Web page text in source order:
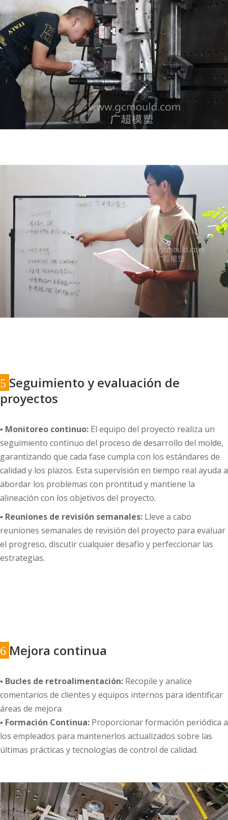
5 Seguimiento y evaluación de
proyectos
▪ Monitoreo continuo: El equipo del proyecto realiza un
seguimiento continuo del proceso de desarrollo del molde,
garantizando que cada fase cumpla con los estándares de
calidad y los plazos. Esta supervisión en tiempo real ayuda a
abordar los problemas con prontitud y mantiene la
alineación con los objetivos del proyecto.
▪ Reuniones de revisión semanales: Lleve a cabo
reuniones semanales de revisión del proyecto para evaluar
el progreso, discutir cualquier desafío y perfeccionar las
estrategias.
6 Mejora continua
▪ Bucles de retroalimentación: Recopile y analice
comentarios de clientes y equipos internos para identificar
áreas de mejora.
▪ Formación Continua: Proporcionar formación periódica a
los empleados para mantenerlos actualizados sobre las
últimas prácticas y tecnologías de control de calidad.